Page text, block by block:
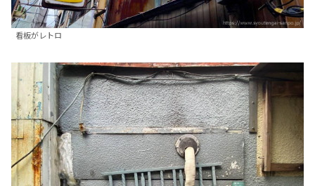
看板がレトロ